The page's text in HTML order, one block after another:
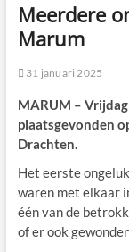
Meerdere
Marum
31 januari 2025
MARUM –
plaatsgevonden
Drachten.
Het eerste
waren met elkaar
één van de
of er ook